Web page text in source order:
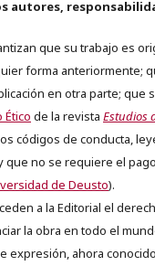
autores,
que su trabajo es
forma anteriormente;
en otra parte; que
Ético de la revista Estudios
códigos de conducta,
que no se requiere el
de Deusto).
a la Editorial el
la obra en todo el
expresión, ahora